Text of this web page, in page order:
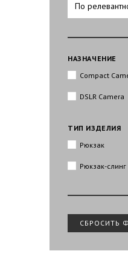
По
НАЗНАЧЕНИЕ
Compact
DSLR Camera
ТИП ИЗДЕЛИЯ
Рюкзак
Рюкзак-слинг